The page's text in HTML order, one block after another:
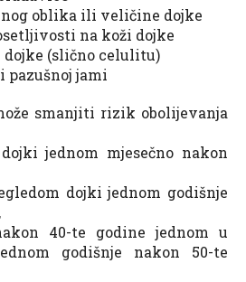
oblika ili veličine dojke
na koži dojke
dojke (slično celulitu)
pazušnoj jami
smanjiti rizik obolijevanja
jednom mjesečno nakon
dojki jednom godišnje
40-te godine jednom u
godišnje nakon 50-te